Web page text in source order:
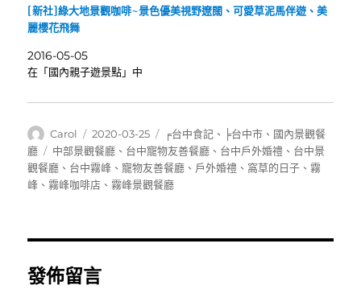
[新社]綠大地景觀咖啡~景色優美視野遼闊、可愛草泥馬伴遊、美
麗櫻花飛舞
2016-05-05
在「國內親子遊景點」中
作
者
Carol
發
佈
日
期:
2020-03-25
分
類
╒台中食記 、 ╞台中市 、 國內景觀餐
廳
標
籤
中部景觀餐廳 、 台中寵物友善餐廳 、 台中戶外婚禮 、 台中景
觀餐廳 、 台中霧峰 、寵物友善餐廳 、 戶外婚禮 、 窩草的日子 、霧
峰 、霧峰咖啡店 、霧峰景觀餐廳
發佈留言